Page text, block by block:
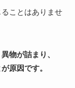
ことはありませ
物が詰まり、
原因です。